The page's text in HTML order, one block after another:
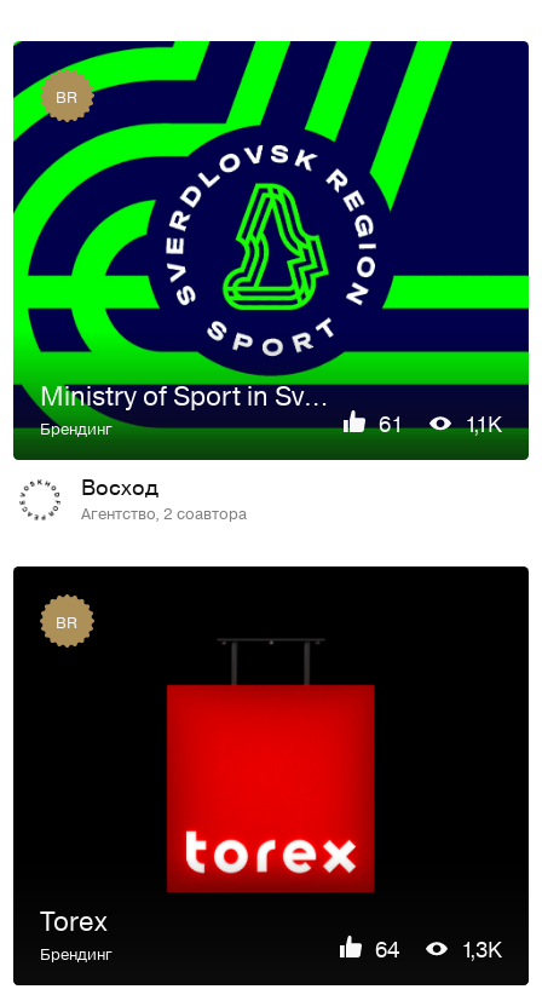
BR
Ministry of Sport in Sverdlovsk region
Брендинг 61 1,1K
Восход
Агентство, 2 соавтора
BR
Torex
Брендинг 64 1,3K